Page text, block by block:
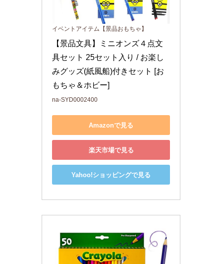
イベントアイテム【景品おもちゃ】
【景品文具】ミニオンズ４点文
具セット 25セット入り / お楽し
みグッズ(紙風船)付きセット [お
もちゃ＆ホビー]
na-SYD0002400
Amazonで見る
楽天市場で見る
Yahoo!ショッピングで見る